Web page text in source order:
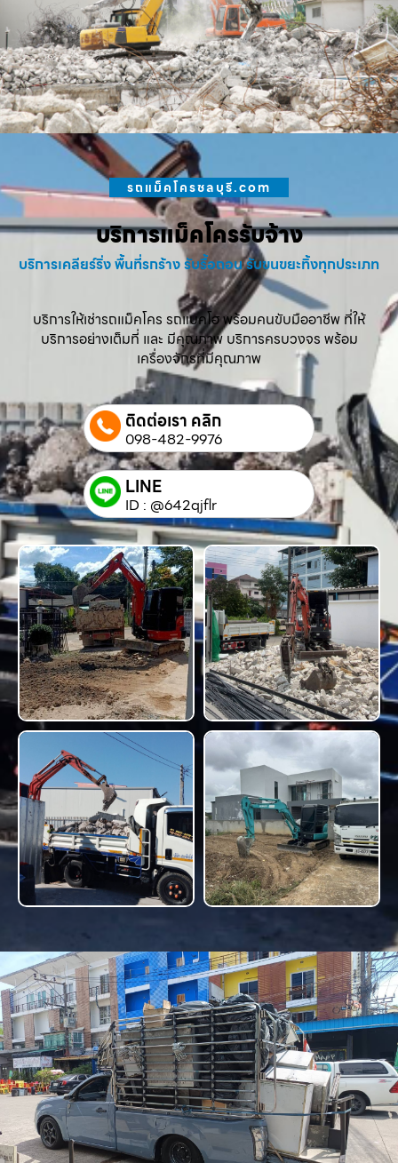
รถแม็คโครชลบุรี.com
บริการแม็คโครรับจ้าง
บริการเคลียร์ริ่ง พื้นที่รกร้าง รับรื้อถอน รับขนขยะทิ้งทุกประเภท
บริการให้เช่ารถแม็คโคร รถแบคโฮ พร้อมคนขับมืออาชีพ ที่ให้
บริการอย่างเต็มที่ และ มีคุณภาพ บริการครบวงจร พร้อม
เครื่องจักรที่มีคุณภาพ
ติดต่อเรา คลิก
098-482-9976
LINE
ID : @642qjflr